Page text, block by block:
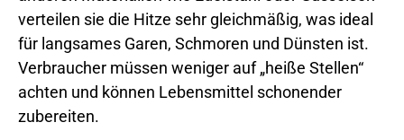
verteilen sie die Hitze sehr gleichmäßig, was ideal
für langsames Garen, Schmoren und Dünsten ist.
Verbraucher müssen weniger auf „heiße Stellen“
achten und können Lebensmittel schonender
zubereiten.